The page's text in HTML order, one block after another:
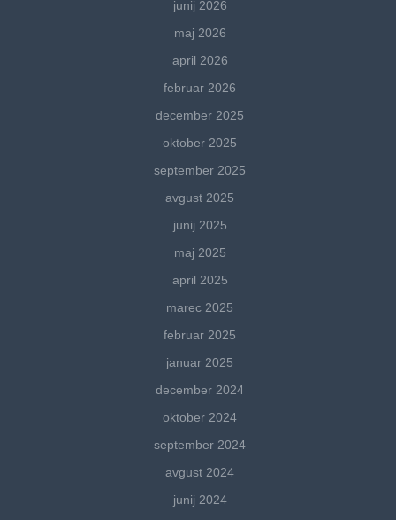
junij 2026
maj 2026
april 2026
februar 2026
december 2025
oktober 2025
september 2025
avgust 2025
junij 2025
maj 2025
april 2025
marec 2025
februar 2025
januar 2025
december 2024
oktober 2024
september 2024
avgust 2024
junij 2024